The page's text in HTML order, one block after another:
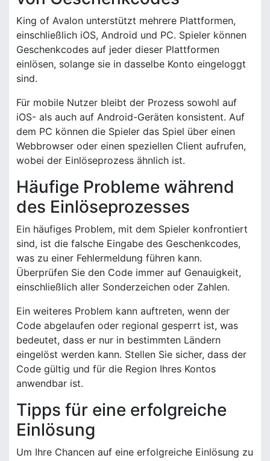
King of Avalon unterstützt mehrere Plattformen,
einschließlich iOS, Android und PC. Spieler können
Geschenkcodes auf jeder dieser Plattformen
einlösen, solange sie in dasselbe Konto eingeloggt
sind.
Für mobile Nutzer bleibt der Prozess sowohl auf
iOS- als auch auf Android-Geräten konsistent. Auf
dem PC können die Spieler das Spiel über einen
Webbrowser oder einen speziellen Client aufrufen,
wobei der Einlöseprozess ähnlich ist.
Häufige Probleme während
des Einlöseprozesses
Ein häufiges Problem, mit dem Spieler konfrontiert
sind, ist die falsche Eingabe des Geschenkcodes,
was zu einer Fehlermeldung führen kann.
Überprüfen Sie den Code immer auf Genauigkeit,
einschließlich aller Sonderzeichen oder Zahlen.
Ein weiteres Problem kann auftreten, wenn der
Code abgelaufen oder regional gesperrt ist, was
bedeutet, dass er nur in bestimmten Ländern
eingelöst werden kann. Stellen Sie sicher, dass der
Code gültig und für die Region Ihres Kontos
anwendbar ist.
Tipps für eine erfolgreiche
Einlösung
Um Ihre Chancen auf eine erfolgreiche Einlösung zu